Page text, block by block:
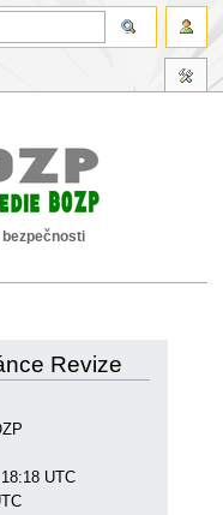
Revize
UTC